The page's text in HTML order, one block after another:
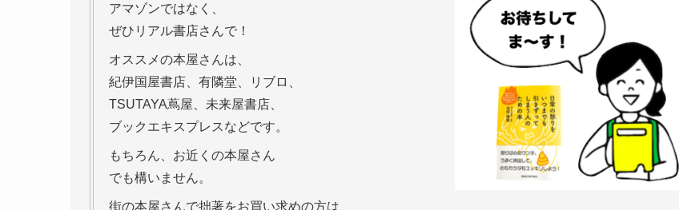
アマゾンではなく、
ぜひリアル書店さんで！
オススメの本屋さんは、
紀伊国屋書店、有隣堂、リブロ、
TSUTAYA蔦屋、未来屋書店、
ブックエキスプレスなどです。
もちろん、お近くの本屋さん
でも構いません。
街の本屋さんで拙著をお買い求めの方は、